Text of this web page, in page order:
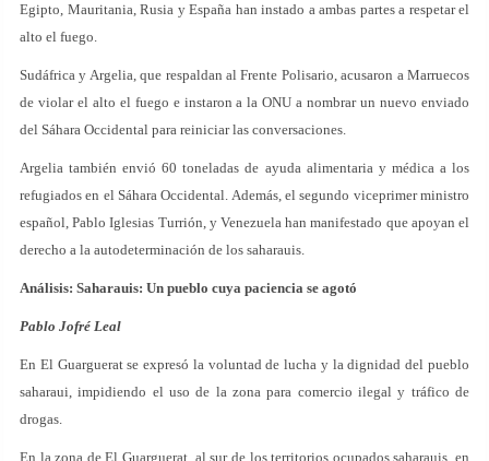
Egipto, Mauritania, Rusia y España han instado a ambas partes a respetar el
alto el fuego.
Sudáfrica y Argelia, que respaldan al Frente Polisario, acusaron a Marruecos
de violar el alto el fuego e instaron a la ONU a nombrar un nuevo enviado
del Sáhara Occidental para reiniciar las conversaciones.
Argelia también envió 60 toneladas de ayuda alimentaria y médica a los
refugiados en el Sáhara Occidental. Además, el segundo viceprimer ministro
español, Pablo Iglesias Turrión, y Venezuela han manifestado que apoyan el
derecho a la autodeterminación de los saharauis.
Análisis: Saharauis: Un pueblo cuya paciencia se agotó
Pablo Jofré Leal
En El Guarguerat se expresó la voluntad de lucha y la dignidad del pueblo
saharaui, impidiendo el uso de la zona para comercio ilegal y tráfico de
drogas.
En la zona de El Guarguerat, al sur de los territorios ocupados saharauis, en